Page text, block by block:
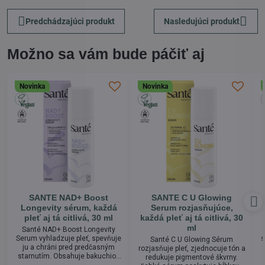
Predchádzajúci produkt Nasledujúci produkt
Možno sa vám bude páčiť aj
Novinka
SANTE NAD+ Boost
Longevity sérum, každá
pleť aj tá citlivá, 30 ml
Santé NAD+ Boost Longevity
Serum vyhladzuje pleť, spevňuje
ju a chráni pred predčasným
starnutím. Obsahuje bakuchiol,
Novinka
SANTE C U Glowing
Serum rozjasňujúce,
každá pleť aj tá citlivá, 30
ml
Santé C U Glowing Sérum
rozjasňuje pleť, zjednocuje tón a
redukuje pigmentové škvrny.